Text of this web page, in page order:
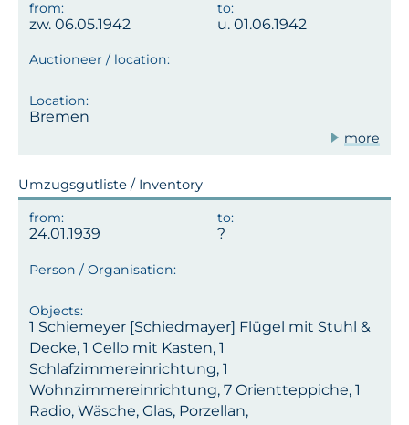
zw. 06.05.1942 u. 01.06.1942
Bremen
more
Umzugsgutliste / Inventory
24.01.1939
1 Schiemeyer [Schiedmayer] Flügel mit Stuhl &
Decke, 1 Cello mit Kasten, 1
Schlafzimmereinrichtung, 1
Wohnzimmereinrichtung, 7 Orientteppiche, 1
Radio, Wäsche, Glas, Porzellan,